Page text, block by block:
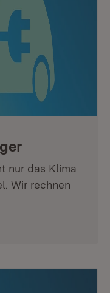
nur das Klima
Wir rechnen